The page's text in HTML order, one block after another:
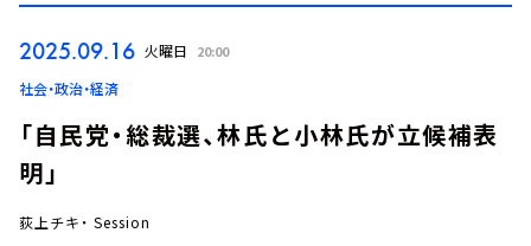
2025.09.16 火曜日 20:00
社会・政治・経済
「自民党・総裁選、林氏と小林氏が立候補表
明」
荻上チキ・ Session